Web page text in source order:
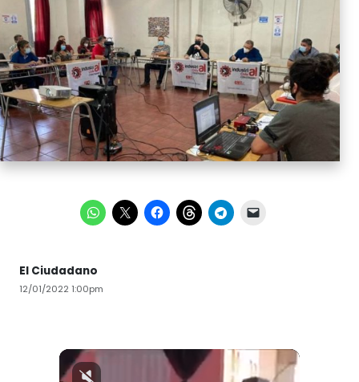
El Ciudadano
12/01/2022 1:00pm